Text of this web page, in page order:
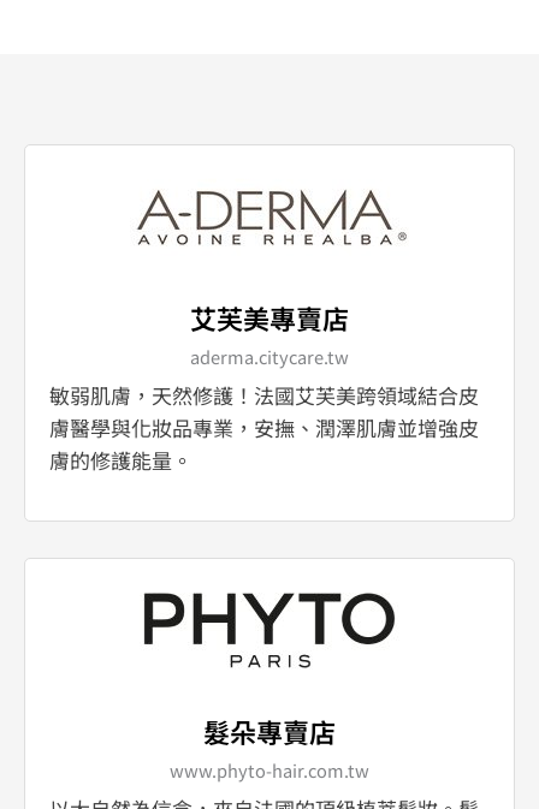
艾芙美專賣店
aderma.citycare.tw
敏弱肌膚，天然修護！法國艾芙美跨領域結合皮
膚醫學與化妝品專業，安撫、潤澤肌膚並增強皮
膚的修護能量。
髮朵專賣店
www.phyto-hair.com.tw